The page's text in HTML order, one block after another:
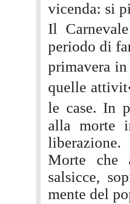
vicenda: si
Il
periodo di
primavera
quelle
le case. In
alla morte
liberazione.
Morte che
salsicce,
mente del